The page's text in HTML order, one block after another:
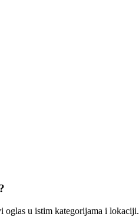
oglas u istim kategorijama i lokaciji.